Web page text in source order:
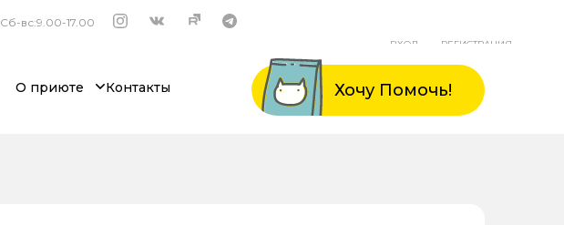
Сб-вс:9.00-17.00
ВХОД РЕГИСТРАЦИЯ
О приюте Контакты Хочу Помочь!